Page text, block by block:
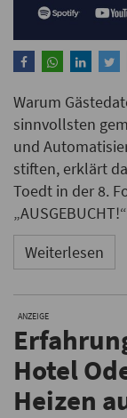
Warum
sinnvollsten
und
stiften, erklärt
Toedt in der 8.
Weiterlesen
ANZEIGE
Hotel
Heizen